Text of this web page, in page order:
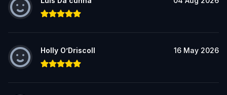
Holly O’Driscoll 16 May 2026